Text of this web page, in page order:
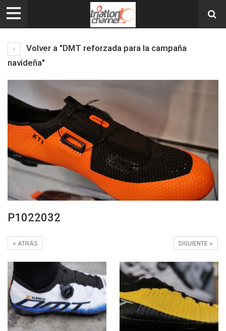
Volver a "DMT reforzada para la campaña
navideña"
P1022032
SIGUIENTE
ATRÁS